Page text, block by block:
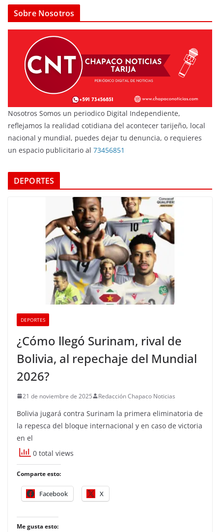
Sobre Nosotros
Nosotros Somos un periodico Digital Independiente,
reflejamos la realidad cotidiana del acontecer tarijeño, local
nacional y mundial, puedes dejar tu denuncia, o requieres
un espacio publicitario al 73456851
DEPORTES
DEPORTES
¿Cómo llegó Surinam, rival de
Bolivia, al repechaje del Mundial
2026?
21 de noviembre de 2025 Redacción Chapaco Noticias
Bolivia jugará contra Surinam la primera eliminatoria de
la repesca del bloque internacional y en caso de victoria
en el
0 total views
Comparte esto:
Facebook X
Me gusta esto: